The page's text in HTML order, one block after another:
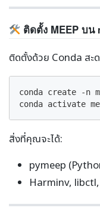
ติดตั้ง MEEP บน
ติดตั้งด้วย Conda สะ
conda create -n
conda activate
สิ่งที่คุณจะได้:
pymeep
Harminv,